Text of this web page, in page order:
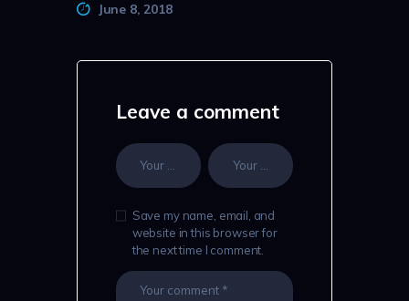
June 8, 2018
Leave a comment
Save my name, email, and
website in this browser for
the next time I comment.